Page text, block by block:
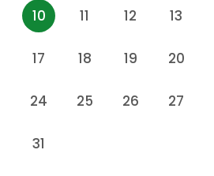
10 11 12 13
17 18 19 20
24 25 26 27
31